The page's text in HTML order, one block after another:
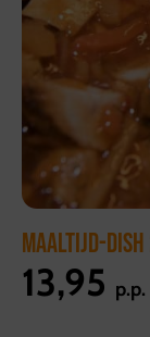
MAALTIJD-
13,95 p.p.